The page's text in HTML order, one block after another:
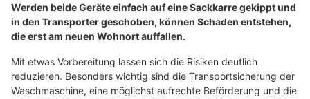
Werden beide Geräte einfach auf eine Sackkarre gekippt und
in den Transporter geschoben, können Schäden entstehen,
die erst am neuen Wohnort auffallen.
Mit etwas Vorbereitung lassen sich die Risiken deutlich
reduzieren. Besonders wichtig sind die Transportsicherung der
Waschmaschine, eine möglichst aufrechte Beförderung und die